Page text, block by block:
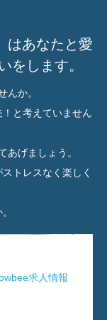
はあなたと愛
をします。
んか。
と考えていません
あげましょう。
トレスなく楽しく
求人情報